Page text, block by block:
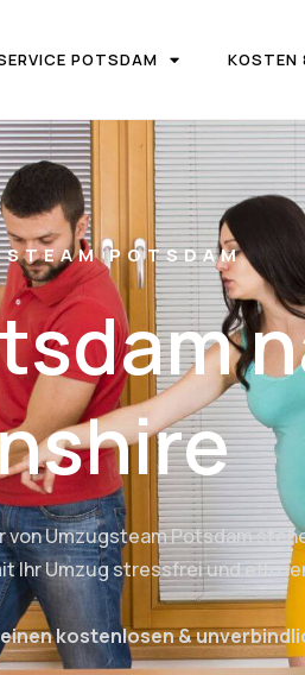
POTSDAM KOSTEN
POTSDAM
Umzugsteam Potsdam
Ihr Umzug stressfrei und
einen kostenlosen &